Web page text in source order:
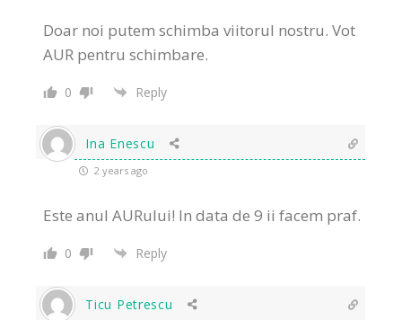
Doar noi putem schimba viitorul nostru. Vot
AUR pentru schimbare.
0 Reply
Ina Enescu
2 years ago
Este anul AURului! In data de 9 ii facem praf.
0 Reply
Ticu Petrescu